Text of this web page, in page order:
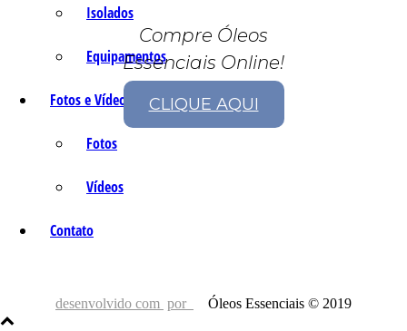
Isolados
Equipamentos
Fotos e Vídeos
Fotos
Vídeos
Contato
Compre Óleos
Essenciais Online!
CLIQUE AQUI
desenvolvido com por Óleos Essenciais © 2019